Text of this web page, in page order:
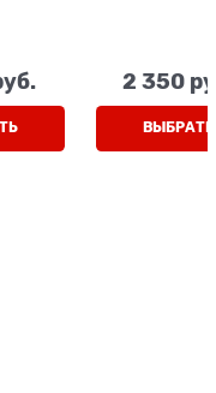
2 350
ВЫБРАТЬ